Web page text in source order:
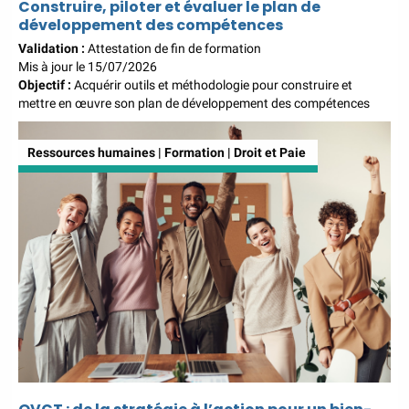
en alternance :participez à nos réunions
d’information
| Prenez RDV :
équipe commerciale est à votre écoute
|
Construire, piloter et évaluer le plan de
développement des compétences
Validation : Attestation de fin de formation
Mis à jour le 15/07/2026
Objectif : Acquérir outils et méthodologie pour construire et
mettre en œuvre son plan de développement des compétences
Ressources humaines | Formation | Droit et Paie